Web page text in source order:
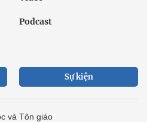
Podcast
Sự kiện
và Tôn giáo